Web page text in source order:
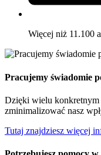
Więcej niż 11.100
Pracujemy świadomie
Dzięki wielu konkretnym
zminimalizować nasz
Tutaj znajdziesz więcej